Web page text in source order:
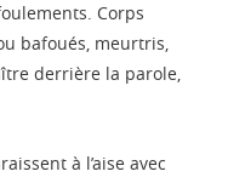
Corps
bafoués, meurtris,
derrière la parole,
à l’aise avec